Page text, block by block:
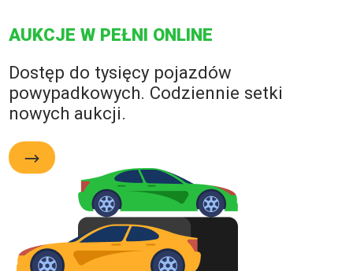
AUKCJE W PEŁNI ONLINE
Dostęp do tysięcy pojazdów
powypadkowych. Codziennie setki
nowych aukcji.